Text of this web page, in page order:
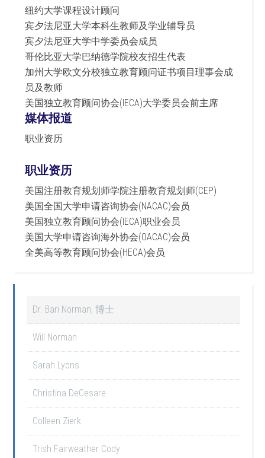
纽约大学课程设计顾问
宾夕法尼亚大学本科生教师及学业辅导员
宾夕法尼亚大学中学委员会成员
哥伦比亚大学巴纳德学院校友招生代表
加州大学欧文分校独立教育顾问证书项目理事会成
员及教师
美国独立教育顾问协会(IECA)大学委员会前主席
媒体报道
职业资历
职业资历
美国注册教育规划师学院注册教育规划师(CEP)
美国全国大学申请咨询协会(NACAC)会员
美国独立教育顾问协会(IECA)职业会员
美国大学申请咨询海外协会(OACAC)会员
全美高等教育顾问协会(HECA)会 员
Dr. Bari Norman, 博士
Will Norman
Sarah Lyons
Christina DeCesare
Colleen Zierk
Trish Fairweather Cody